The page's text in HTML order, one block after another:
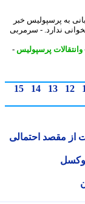
پرسپولیس خبر
ندارد. - سرمربی
پرسپولیس-
13
14
15
مقصد احتمالی